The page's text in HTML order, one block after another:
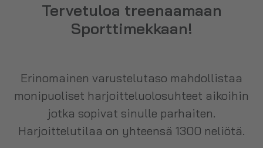
Tervetuloa treenaamaan
Sporttimekkaan!
Erinomainen varustelutaso mahdollistaa
monipuoliset harjoitteluolosuhteet aikoihin
jotka sopivat sinulle parhaiten.
Harjoittelutilaa on yhteensä 1300 neliötä.